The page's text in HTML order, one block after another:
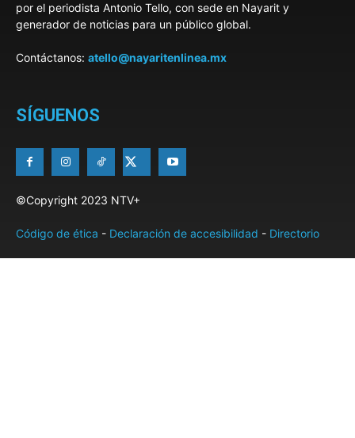
por el periodista Antonio Tello, con sede en Nayarit y
generador de noticias para un público global.
Contáctanos: atello@nayaritenlinea.mx
SÍGUENOS
©Copyright 2023 NTV+
Código de ética - Declaración de accesibilidad - Directorio